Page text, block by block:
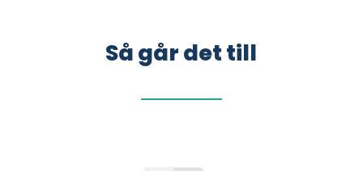
Så går det till